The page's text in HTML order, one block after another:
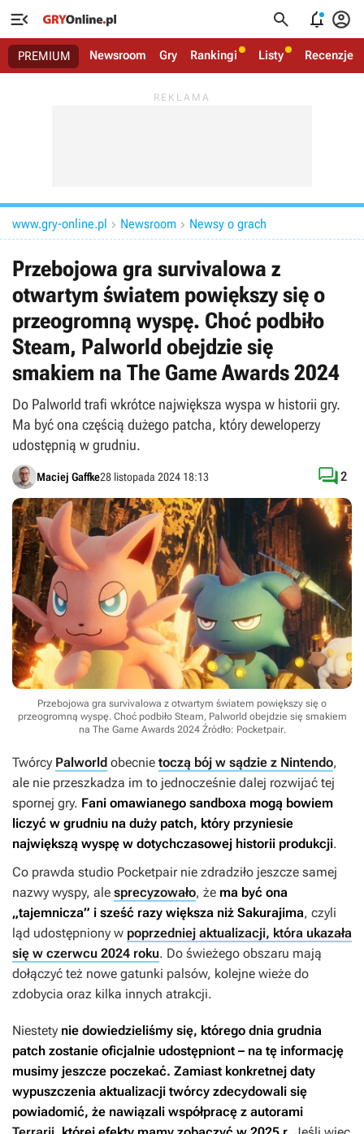
   
PREMIUM Newsroom Gry Rankingi Listy Recenzje
www.gry-online.pl  Newsroom  Newsy o grach
Przebojowa gra survivalowa z
otwartym światem powiększy się o
przeogromną wyspę. Choć podbiło
Steam, Palworld obejdzie się
smakiem na The Game Awards 2024
Do Palworld trafi wkrótce największa wyspa w historii gry.
Ma być ona częścią dużego patcha, który deweloperzy
udostępnią w grudniu.
Maciej Gaffke28 listopada 2024 18:13 2
Przebojowa gra survivalowa z otwartym światem powiększy się o
przeogromną wyspę. Choć podbiło Steam, Palworld obejdzie się smakiem
na The Game Awards 2024 Źródło: Pocketpair.
Twórcy Palworld obecnie toczą bój w sądzie z Nintendo,
ale nie przeszkadza im to jednocześnie dalej rozwijać tej
spornej gry. Fani omawianego sandboxa mogą bowiem
liczyć w grudniu na duży patch, który przyniesie
największą wyspę w dotychczasowej historii produkcji.
Co prawda studio Pocketpair nie zdradziło jeszcze samej
nazwy wyspy, ale sprecyzowało, że ma być ona
„tajemnicza” i sześć razy większa niż Sakurajima, czyli
ląd udostępniony w poprzedniej aktualizacji, która ukazała
się w czerwcu 2024 roku. Do świeżego obszaru mają
dołączyć też nowe gatunki palsów, kolejne wieże do
zdobycia oraz kilka innych atrakcji.
Niestety nie dowiedzieliśmy się, którego dnia grudnia
patch zostanie oficjalnie udostępniont – na tę informację
musimy jeszcze poczekać. Zamiast konkretnej daty
wypuszczenia aktualizacji twórcy zdecydowali się
powiadomić, że nawiązali współpracę z autorami